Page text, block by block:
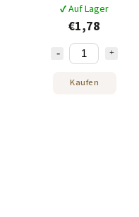
✔ Auf Lager
€1,78
Kaufen